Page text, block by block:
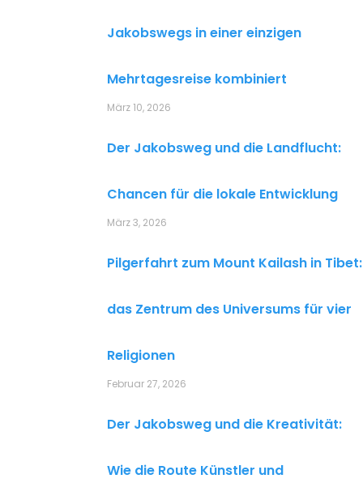
Jakobswegs in einer einzigen
Mehrtagesreise kombiniert
März 10, 2026
Der Jakobsweg und die Landflucht:
Chancen für die lokale Entwicklung
März 3, 2026
Pilgerfahrt zum Mount Kailash in Tibet:
das Zentrum des Universums für vier
Religionen
Februar 27, 2026
Der Jakobsweg und die Kreativität:
Wie die Route Künstler und